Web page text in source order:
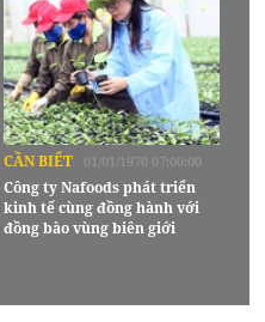
CẦN BIẾT 01/01/1970 07:00:00
Công ty Nafoods phát triển
kinh tế cùng đồng hành với
đồng bào vùng biên giới